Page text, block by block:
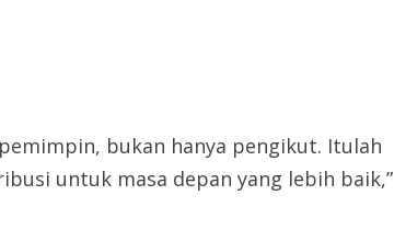
bukan hanya pengikut. Itulah
untuk masa depan yang lebih baik,”